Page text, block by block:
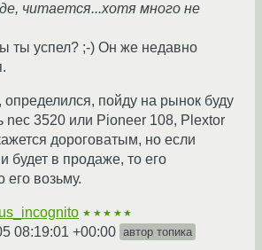
читается...хотя много не
ты успел? ;-) Он же недавно
пойду на рынок буду
nec 3520 или Pioneer 108, Plextor
дороговатым, но если
будет в продаже, то его
его возьму.
★★★★★
08:19:01 +00:00 автор топика